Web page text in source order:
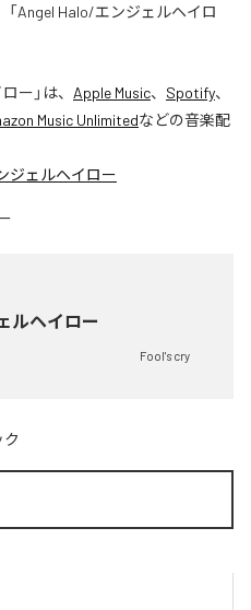
Angel Halo/エンジェルヘイロ
ー 」は、 Apple Music、 Spotify、
Music Unlimitedなどの音楽配
ジェルヘイロー
ルヘイロー
Fool's cry
ク